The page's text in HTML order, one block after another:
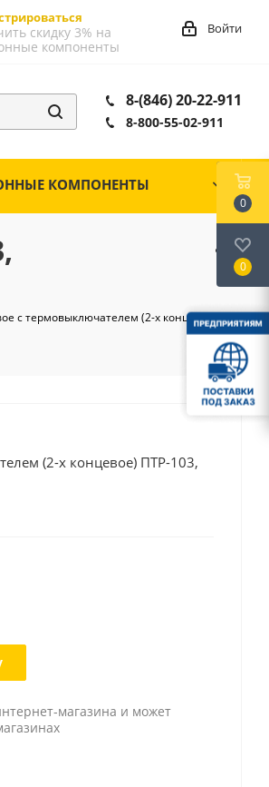
скидку 3% на
компоненты
Войти
8-(846) 20-22-911
8-800-55-02-911
КОМПОНЕНТЫ
с термовыключателем (2-х концевое)
(2-х концевое) ПТР-103,
магазина и может
0
0